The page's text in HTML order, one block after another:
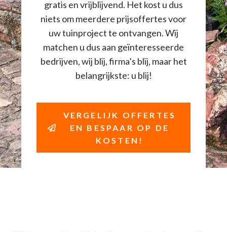
gratis en vrijblijvend. Het kost u dus
niets om meerdere prijsoffertes voor
uw tuinproject te ontvangen. Wij
matchen u dus aan geïnteresseerde
bedrijven, wij blij, firma’s blij, maar het
belangrijkste: u blij!
VERGELIJK OFFERTES
EN BESPAAR OP DE
KOSTEN!